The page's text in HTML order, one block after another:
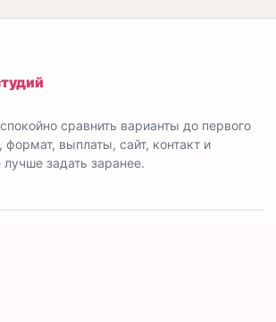
сравнить варианты до первого
выплаты, сайт, контакт и
задать заранее.